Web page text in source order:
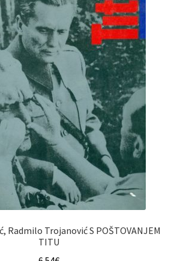
Radmilo Trojanović S POŠTOVANJEM
TITU